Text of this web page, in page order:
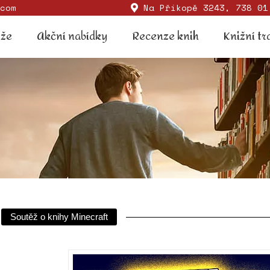
Na Příkopě 3243, 738
Akční nabídky Recenze knih Knižní
Soutěž o knihy Minecraft
Akční nabídky Recenze knih